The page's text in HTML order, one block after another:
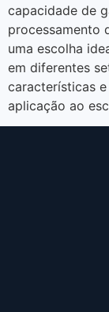
capacidade de
processamento
uma escolha
em diferentes
características
aplicação ao